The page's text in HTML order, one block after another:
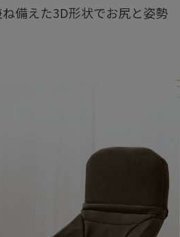
備えた3D形状でお尻と姿勢